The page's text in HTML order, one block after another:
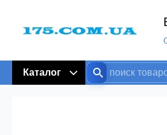
Каталог